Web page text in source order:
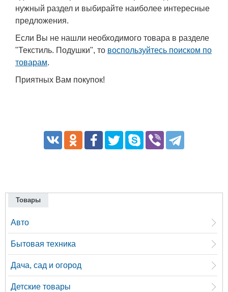
нужный раздел и выбирайте наиболее интересные
предложения.
Если Вы не нашли необходимого товара в разделе
"Текстиль. Подушки", то воспользуйтесь поиском по
товарам.
Приятных Вам покупок!
Товары
Авто
Бытовая техника
Дача, сад и огород
Детские товары